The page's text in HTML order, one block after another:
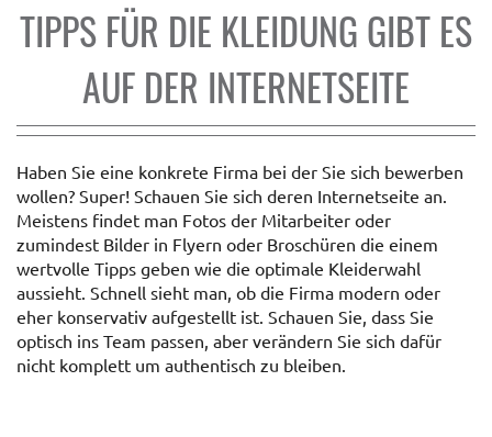
TIPPS FÜR DIE KLEIDUNG GIBT ES
AUF DER INTERNETSEITE
Haben Sie eine konkrete Firma bei der Sie sich bewerben
wollen? Super! Schauen Sie sich deren Internetseite an.
Meistens findet man Fotos der Mitarbeiter oder
zumindest Bilder in Flyern oder Broschüren die einem
wertvolle Tipps geben wie die optimale Kleiderwahl
aussieht. Schnell sieht man, ob die Firma modern oder
eher konservativ aufgestellt ist. Schauen Sie, dass Sie
optisch ins Team passen, aber verändern Sie sich dafür
nicht komplett um authentisch zu bleiben.